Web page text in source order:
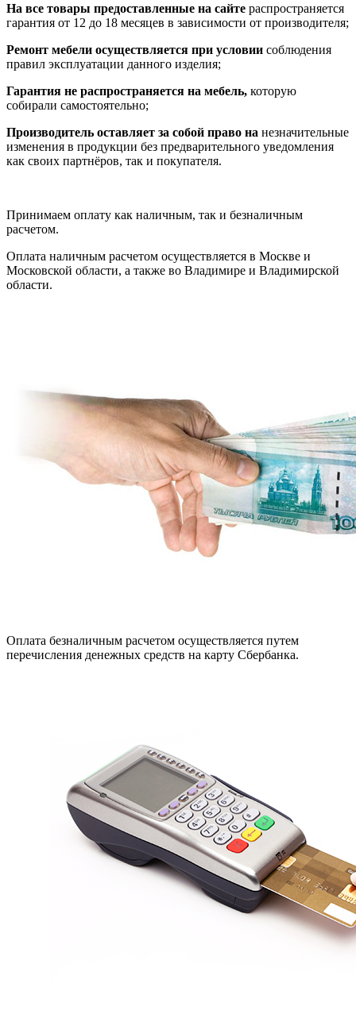
На все товары предоставленные на сайте распространяется
гарантия от 12 до 18 месяцев в зависимости от производителя;
Ремонт мебели осуществляется при условии соблюдения
правил эксплуатации данного изделия;
Гарантия не распространяется на мебель, которую
собирали самостоятельно;
Производитель оставляет за собой право на незначительные
изменения в продукции без предварительного уведомления
как своих партнёров, так и покупателя.
Принимаем оплату как наличным, так и безналичным
расчетом.
Оплата наличным расчетом осуществляется в Москве и
Московской области, а также во Владимире и Владимирской
области.
Оплата безналичным расчетом осуществляется путем
перечисления денежных средств на карту Сбербанка.